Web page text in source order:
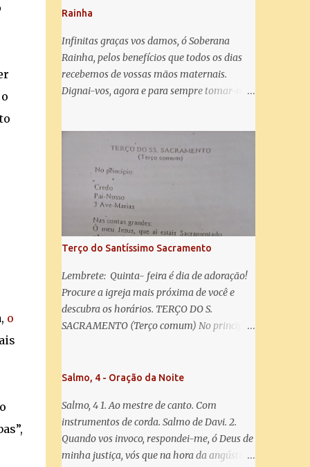
o
Rainha
Infinitas graças vos damos, ó Soberana
Rainha, pelos benefícios que todos os dias
recebemos de vossas mãos maternais.
Dignai-vos, agora e para sempre tomar-nos
Salve Rainha: Salve Rainha , Mãe de
misericórdia, vida, doçura, esperança nossa,
salve! A vós bradamos os degredados filhos
de Eva, a vós suspiramos, gemendo e
chorando neste vale de lágrimas. Eia, pois,
Advogada nossa, estes vossos olhos
misericordiosos a nós volvei, e depois deste
desterro, mostrai-nos Jesus. Bendito é o
fruto do vosso ventre, ó clemente, ó piedosa,
ó doce e sempre Virgem Maria. Rogai por
nós Santa Mãe de Deus. Para que sejamos
dignos das promessas de Cristo. Amém.
Terço do Santíssimo Sacramento
Lembrete: Quinta- feira é dia de adoração!
Procure a igreja mais próxima de você e
descubra os horários. TERÇO DO S.
SACRAMENTO (Terço comum) No principio:
Sacramentado, não permitais que eu viva
coração ao Vosso e o Vosso ao meu, e, nem
sem Vós morra eu! Nas contas pequenas:
Sacramento de Amor! Misericórdia Senhor!
Glória ao Pai: Cristo pão da vida e remédio
Salmo, 4 - Oração da Noite
Salmo, 4 1. Ao mestre de canto. Com
instrumentos de corda. Salmo de Davi. 2.
Quando vos invoco, respondei-me, ó Deus de
minha justiça, vós que na hora da angústia